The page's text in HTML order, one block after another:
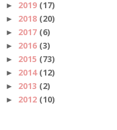
► 2019 (17)
► 2018 (20)
► 2017 (6)
► 2016 (3)
► 2015 (73)
► 2014 (12)
► 2013 (2)
► 2012 (10)